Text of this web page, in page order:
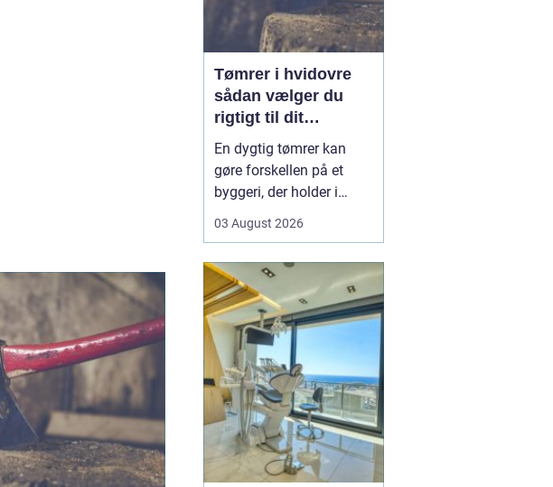
Tømrer i hvidovre
sådan vælger du
rigtigt til dit
byggeprojekt
En dygtig tømrer kan
gøre forskellen på et
byggeri, der holder i
giver dig problemer igen
efter en tømrer i
Hvidovre, handler det
derfor ikke kun om pris.
Det handler om kvalitet,
tryghed og gode løsni...
03 August 2026